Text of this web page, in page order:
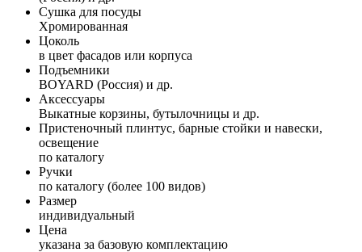
Сушка для посуды
Хромированная
Цоколь
в цвет фасадов или корпуса
Подъемники
BOYARD (Россия) и др.
Аксессуары
Выкатные корзины, бутылочницы и др.
Пристеночный плинтус, барные стойки и навески,
освещение
по каталогу
Ручки
по каталогу (более 100 видов)
Размер
индивидуальный
Цена
указана за базовую комплектацию